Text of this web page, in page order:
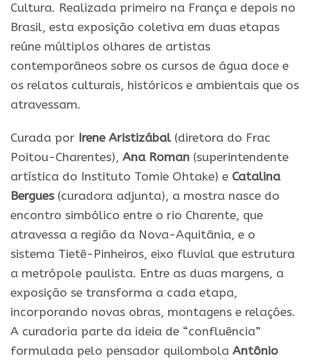
Cultura. Realizada primeiro na França e depois no
Brasil, esta exposição coletiva em duas etapas
reúne múltiplos olhares de artistas
contemporâneos sobre os cursos de água doce e
os relatos culturais, históricos e ambientais que os
atravessam.
Curada por Irene Aristizábal (diretora do Frac
Poitou-Charentes), Ana Roman (superintendente
artística do Instituto Tomie Ohtake) e Catalina
Bergues (curadora adjunta), a mostra nasce do
encontro simbólico entre o rio Charente, que
atravessa a região da Nova-Aquitânia, e o
sistema Tietê-Pinheiros, eixo fluvial que estrutura
a metrópole paulista. Entre as duas margens, a
exposição se transforma a cada etapa,
incorporando novas obras, montagens e relações.
A curadoria parte da ideia de “confluência”
formulada pelo pensador quilombola Antônio